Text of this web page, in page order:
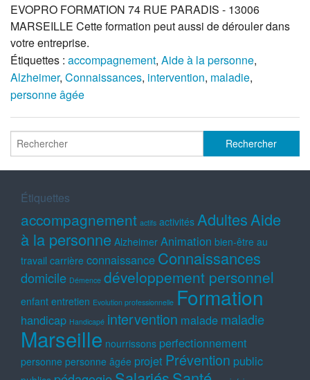
EVOPRO FORMATION 74 RUE PARADIS - 13006
MARSEILLE Cette formation peut aussi de dérouler dans
votre entreprise.
Étiquettes : accompagnement, Aide à la personne,
Alzheimer, Connaissances, intervention, maladie,
personne âgée
Étiquettes
accompagnement actifs activités AdultesAide
à la personne Alzheimer Animation bien-être au
travail carrière connaissance Connaissances
domicile Démence développement personnel
enfant entretien Evolution professionnelle Formation
handicap Handicapé intervention malade maladie
Marseille nourrissons perfectionnement
personne personne âgée projet Prévention public